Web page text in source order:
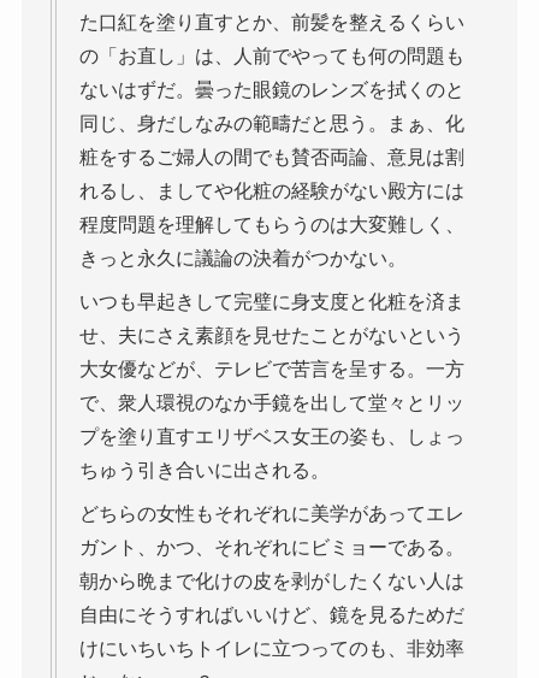
た口紅を塗り直すとか、前髪を整えるくらい
の「お直し」は、人前でやっても何の問題も
ないはずだ。曇った眼鏡のレンズを拭くのと
同じ、身だしなみの範疇だと思う。まぁ、化
粧をするご婦人の間でも賛否両論、意見は割
れるし、ましてや化粧の経験がない殿方には
程度問題を理解してもらうのは大変難しく、
きっと永久に議論の決着がつかない。
いつも早起きして完璧に身支度と化粧を済ま
せ、夫にさえ素顔を見せたことがないという
大女優などが、テレビで苦言を呈する。一方
で、衆人環視のなか手鏡を出して堂々とリッ
プを塗り直すエリザベス女王の姿も、しょっ
ちゅう引き合いに出される。
どちらの女性もそれぞれに美学があってエレ
ガント、かつ、それぞれにビミョーである。
朝から晩まで化けの皮を剥がしたくない人は
自由にそうすればいいけど、鏡を見るためだ
けにいちいちトイレに立つってのも、非効率